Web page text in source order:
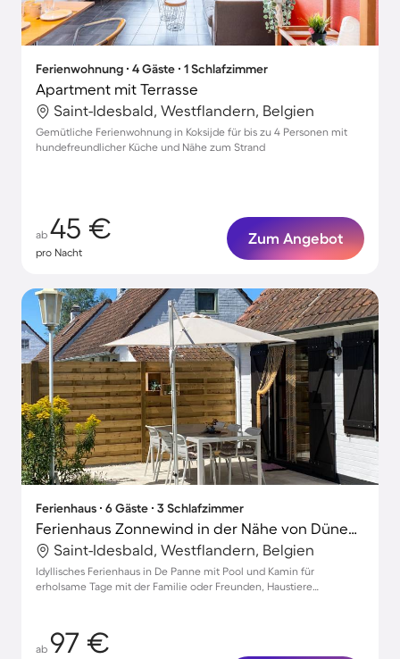
Ferienwohnung ∙ 4 Gäste ∙ 1 Schlafzimmer
Apartment mit Terrasse
Saint-Idesbald, Westflandern, Belgien
Gemütliche Ferienwohnung in Koksijde für bis zu 4 Personen mit
hundefreundlicher Küche und Nähe zum Strand
ab 45 €
pro Nacht
Zum Angebot
Ferienhaus ∙ 6 Gäste ∙ 3 Schlafzimmer
Ferienhaus Zonnewind in der Nähe von Dünen und Wald
Saint-Idesbald, Westflandern, Belgien
Idyllisches Ferienhaus in De Panne mit Pool und Kamin für
erholsame Tage mit der Familie oder Freunden, Haustiere
ab 97 €